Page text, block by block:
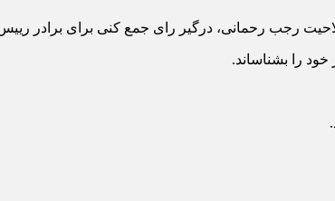
رجب رحمانی، درگیر رای جمع کنی برای برادر
را بشناساند.